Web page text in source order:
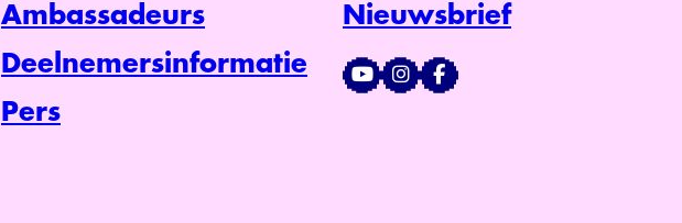
Ambassadeurs
Deelnemersinformatie
Pers
Nieuwsbrief